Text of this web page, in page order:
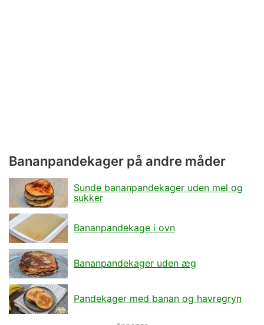
Bananpandekager på andre måder
Sunde bananpandekager uden mel og
sukker
Bananpandekage i ovn
Bananpandekager uden æg
Pandekager med banan og havregryn